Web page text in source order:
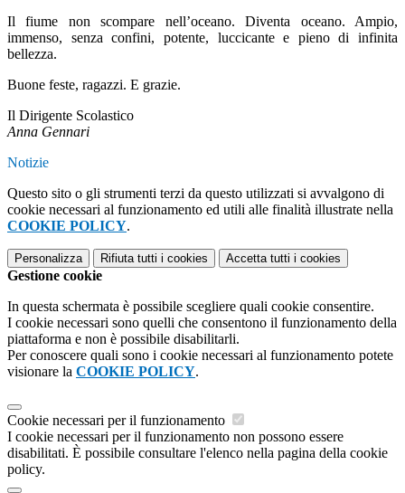
Il fiume non scompare nell’oceano. Diventa oceano. Ampio,
immenso, senza confini, potente, luccicante e pieno di infinita
bellezza.
Buone feste, ragazzi. E grazie.
Il Dirigente Scolastico
Anna Gennari
Notizie
Questo sito o gli strumenti terzi da questo utilizzati si avvalgono di
cookie necessari al funzionamento ed utili alle finalità illustrate nella
COOKIE POLICY.
Personalizza Rifiuta tutti i cookies Accetta tutti i cookies
Gestione cookie
In questa schermata è possibile scegliere quali cookie consentire.
I cookie necessari sono quelli che consentono il funzionamento della
piattaforma e non è possibile disabilitarli.
Per conoscere quali sono i cookie necessari al funzionamento potete
visionare la COOKIE POLICY.
Cookie necessari per il funzionamento
I cookie necessari per il funzionamento non possono essere
disabilitati. È possibile consultare l'elenco nella pagina della cookie
policy.